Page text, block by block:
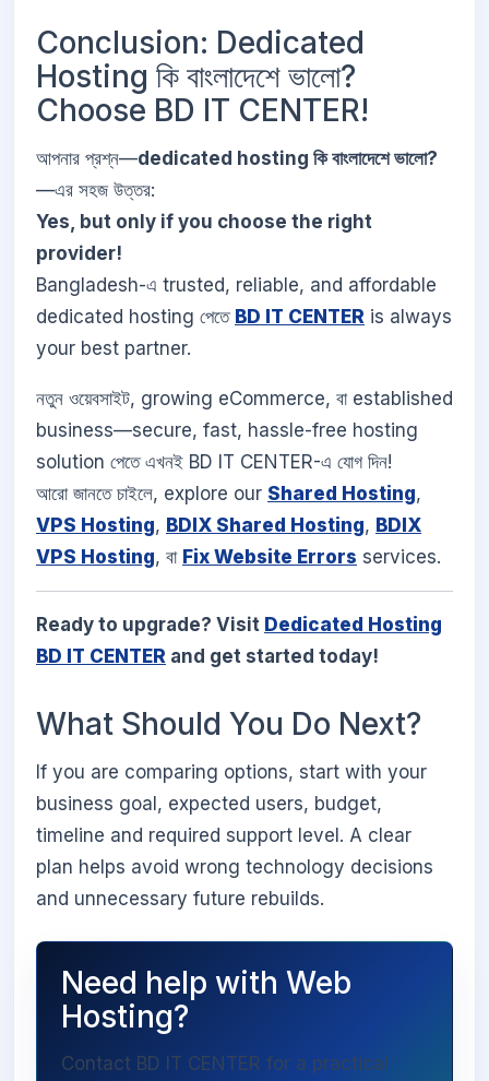
Conclusion: Dedicated
Hosting কি বাংলাদেশে ভালো?
Choose BD IT CENTER!
আপনার প্রশ্ন—dedicated hosting কি বাংলাদেশে ভালো?
—এর সহজ উত্তর:
Yes, but only if you choose the right
provider!
Bangladesh-এ trusted, reliable, and affordable
dedicated hosting পেতে BD IT CENTER is always
your best partner.
নতুন ওয়েবসাইট, growing eCommerce, বা established
business—secure, fast, hassle-free hosting
solution পেতে এখনই BD IT CENTER-এ যোগ দিন!
আরো জানতে চাইলে, explore our Shared Hosting,
VPS Hosting, BDIX Shared Hosting, BDIX
VPS Hosting, বা Fix Website Errors services.
Ready to upgrade? Visit Dedicated Hosting
BD IT CENTER and get started today!
What Should You Do Next?
If you are comparing options, start with your
business goal, expected users, budget,
timeline and required support level. A clear
plan helps avoid wrong technology decisions
and unnecessary future rebuilds.
Need help with Web
Hosting?
Contact BD IT CENTER for a practical